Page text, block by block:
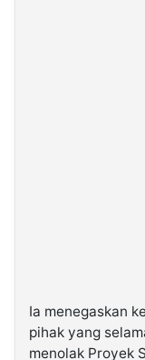
Ia menegaskan
pihak yang
menolak Proyek